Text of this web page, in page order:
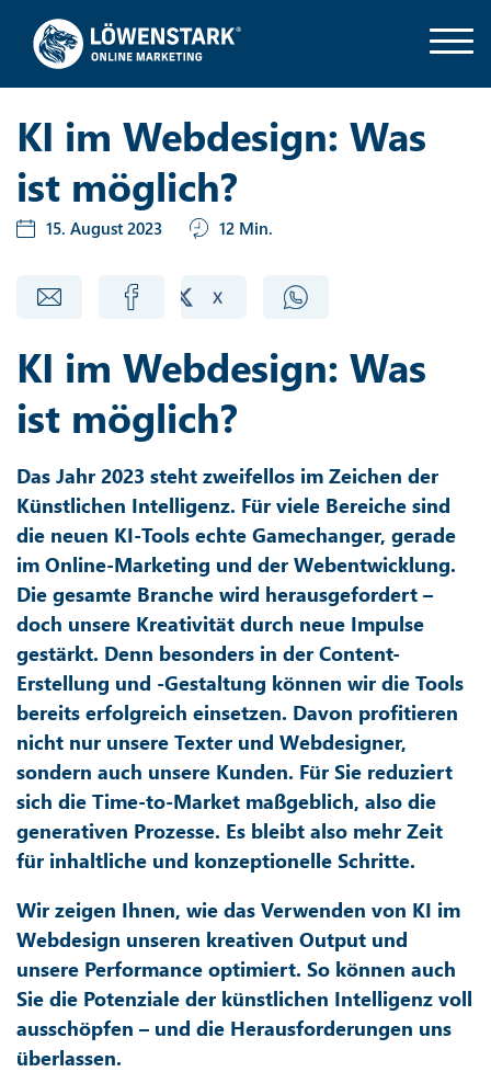
KI im Webdesign: Was
ist möglich?
15. August 2023 12 Min.
KI im Webdesign: Was
ist möglich?
Das Jahr 2023 steht zweifellos im Zeichen der
Künstlichen Intelligenz. Für viele Bereiche sind
die neuen KI-Tools echte Gamechanger, gerade
im Online-Marketing und der Webentwicklung.
Die gesamte Branche wird herausgefordert –
doch unsere Kreativität durch neue Impulse
gestärkt. Denn besonders in der Content-
Erstellung und -Gestaltung können wir die Tools
bereits erfolgreich einsetzen. Davon profitieren
nicht nur unsere Texter und Webdesigner,
sondern auch unsere Kunden. Für Sie reduziert
sich die Time-to-Market maßgeblich, also die
generativen Prozesse. Es bleibt also mehr Zeit
für inhaltliche und konzeptionelle Schritte.
Wir zeigen Ihnen, wie das Verwenden von KI im
Webdesign unseren kreativen Output und
unsere Performance optimiert. So können auch
Sie die Potenziale der künstlichen Intelligenz voll
ausschöpfen – und die Herausforderungen uns
überlassen.